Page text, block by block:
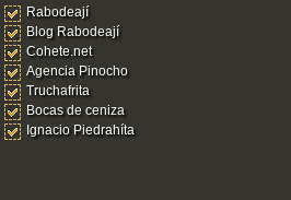
Rabodeají
Blog Rabodeají
Cohete.net
Agencia Pinocho
Truchafrita
Bocas de ceniza
Ignacio Piedrahíta